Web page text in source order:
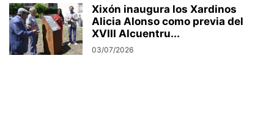
Xixón inaugura los Xardinos
Alicia Alonso como previa del
XVIII Alcuentru...
03/07/2026